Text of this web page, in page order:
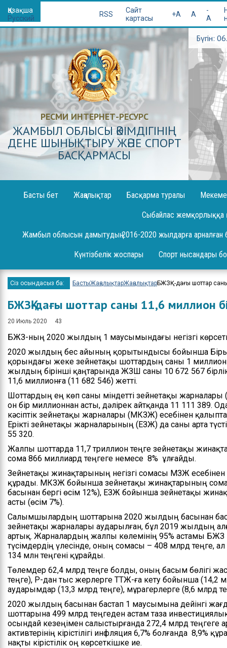
Қазақша
Русский
RSS
Сайт
картасы
+A A
-
A
РЕСМИ ИНТЕРНЕТ-РЕСУРС
ЖАМБЫЛ ОБЛЫСЫ ӘКІМДІГІНІҢ
ДЕНЕ ШЫНЫҚТЫРУ ЖӘНЕ СПОРТ
БАСҚАРМАСЫ
Бүгін:
Басты бет Жаңалықтар
Басқарма туралы
Декларация жариялау
Сұрақ-жауап
Жоба
Шаралар
Бюджет
тұлғаларды қабылдау
Спорт жетістіктері
Нәтижелері және
Ресми сөз сөйлеулер
Бос орындар
Байланыстар
Басшылық
Басқарманың ережесі
қызметке кіру
бойынша ақпарат
Сыбайлас жемқорлыққа
Жамбыл облысын дамытудың 2016-2020 жылдарға арналған
Күнтізбелік жоспары Спорт нысандары
Сіз осындасыз ба: БастыЖаңалықтарЖаңалықтарБЖЗҚ-дағы шоттар
БЖЗҚ-дағы шоттар саны 11,6 миллион
20 Июль 2020 43
БЖЗҚ-ның 2020 жылдың 1 маусымындағы негізгі
2020 жылдың бес айының қорытындысы бойынша
қорындағы жеке зейнетақы шоттардың саны 1
жылдың бірінші қаңтарында ЖЗШ саны 10 672 567
11,6 миллионға (11 682 546) жетті.
Шоттардың ең көп саны міндетті зейнетақы
он бір миллионнан асты, дәлірек айтқанда 11 111 389.
кәсіптік зейнетақы жарналары (МКЗЖ) есебінен
Ерікті зейнетақы жарналарының (ЕЗЖ) да саны арта
55 320.
Жалпы шоттарда 11,7 триллион теңге зейнетақы
сома 866 миллиард теңгеге немесе 8% ұлғайды.
Зейнетақы жинақтарының негізгі сомасы МЗЖ есебінен
құрады. МКЗЖ бойынша зейнетақы жинақтарының
басынан бергі өсім 12%), ЕЗЖ бойынша зейнетақы
асты (өсім 7%).
Салымшылардың шоттарына 2020 жылдың басынан
зейнетақы жарналары аударылған, бұл 2019 жылдың
артық. Жарналардың жалпы көлемінің 95% астамы
түсімдердің үлесінде, оның сомасы – 408 млрд теңге,
134 млн теңгені құрайды.
Төлемдер 62,4 млрд теңге болды, оның басым бөлігі
теңге), ҚР-дан тыс жерлерге ТТЖ-ға кету бойынша (14,2
аударымдар (13,3 млрд теңге), мұрагерлерге (8,6 млрд
2020 жылдың басынан бастап 1 маусымына дейінгі
шоттарына 499 млрд теңгеден астам таза
осындай кезеңімен салыстырғанда 272,4 млрд теңгеге
активтерінің кірістілігі инфляция 6,7% болғанда 8,9%
нақты кірістілік оң көрсеткішке ие.